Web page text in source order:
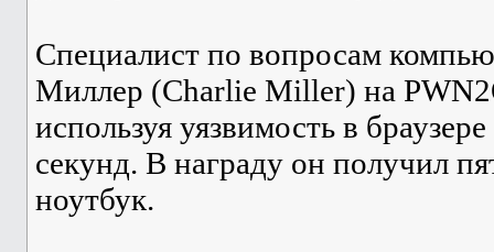
Специалист по вопросам
Миллер (Charlie Miller) на
используя уязвимость в
секунд. В награду он получил
ноутбук.